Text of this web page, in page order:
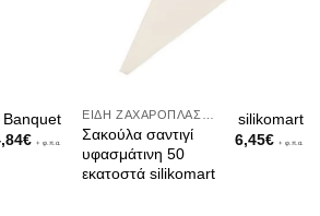
Banquet
€ + φ.π.α.
Σακούλα σαντιγί
υφασμάτινη 50
εκατοστά silikomart
silikomart
6,45€ + φ.π.α.